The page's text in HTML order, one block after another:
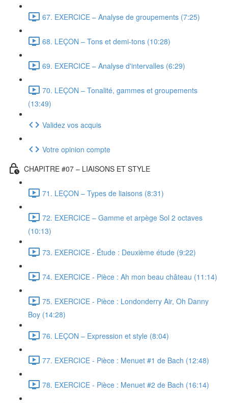
67. EXERCICE – Analyse de groupements (7:25)
68. LEÇON – Tons et demi-tons (10:28)
69. EXERCICE – Analyse d'intervalles (6:29)
70. LEÇON – Tonalité, gammes et groupements
(13:49)
Validez vos acquis
Votre opinion compte
CHAPITRE #07 – LIAISONS ET STYLE
71. LEÇON – Types de liaisons (8:31)
72. EXERCICE – Gamme et arpège Sol 2 octaves
(10:13)
73. EXERCICE - Étude : Deuxième étude (9:22)
74. EXERCICE - Pièce : Ah mon beau château (11:14)
75. EXERCICE - Pièce : Londonderry Air, Oh Danny
Boy (14:28)
76. LEÇON – Expression et style (8:04)
77. EXERCICE - Pièce : Menuet #1 de Bach (12:48)
78. EXERCICE - Pièce : Menuet #2 de Bach (16:14)